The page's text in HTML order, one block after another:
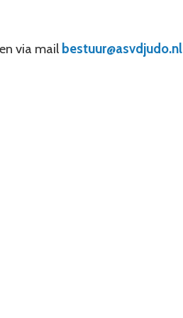
via mail bestuur@asvdjudo.nl